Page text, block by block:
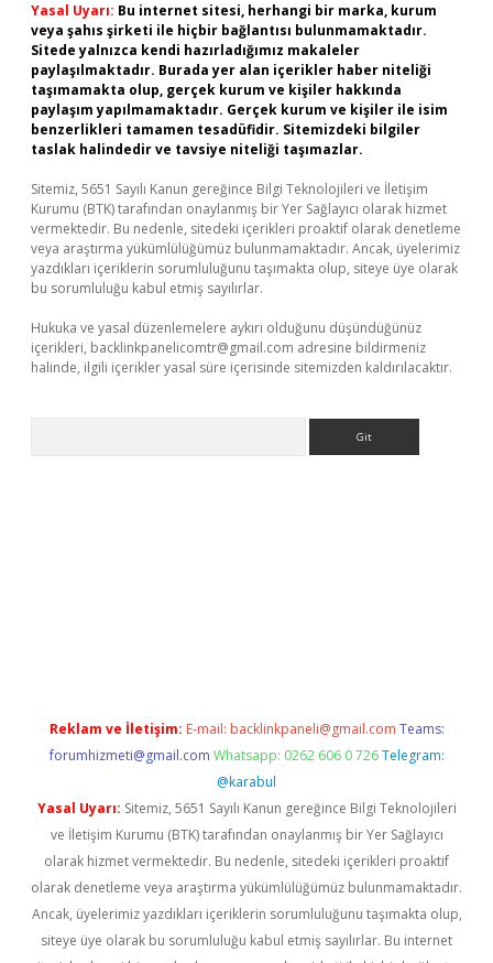
Yasal Uyarı: Bu internet sitesi, herhangi bir marka, kurum
veya şahıs şirketi ile hiçbir bağlantısı bulunmamaktadır.
Sitede yalnızca kendi hazırladığımız makaleler
paylaşılmaktadır. Burada yer alan içerikler haber niteliği
taşımamakta olup, gerçek kurum ve kişiler hakkında
paylaşım yapılmamaktadır. Gerçek kurum ve kişiler ile isim
benzerlikleri tamamen tesadüfidir. Sitemizdeki bilgiler
taslak halindedir ve tavsiye niteliği taşımazlar.
Sitemiz, 5651 Sayılı Kanun gereğince Bilgi Teknolojileri ve İletişim
Kurumu (BTK) tarafından onaylanmış bir Yer Sağlayıcı olarak hizmet
vermektedir. Bu nedenle, sitedeki içerikleri proaktif olarak denetleme
veya araştırma yükümlülüğümüz bulunmamaktadır. Ancak, üyelerimiz
yazdıkları içeriklerin sorumluluğunu taşımakta olup, siteye üye olarak
bu sorumluluğu kabul etmiş sayılırlar.
Hukuka ve yasal düzenlemelere aykırı olduğunu düşündüğünüz
içerikleri, backlinkpanelicomtr@gmail.com adresine bildirmeniz
halinde, ilgili içerikler yasal süre içerisinde sitemizden kaldırılacaktır.
Reklam ve İletişim: E-mail: backlinkpaneli@gmail.com Teams:
forumhizmeti@gmail.com Whatsapp: 0262 606 0 726 Telegram:
@karabul
Yasal Uyarı: Sitemiz, 5651 Sayılı Kanun gereğince Bilgi Teknolojileri
ve İletişim Kurumu (BTK) tarafından onaylanmış bir Yer Sağlayıcı
olarak hizmet vermektedir. Bu nedenle, sitedeki içerikleri proaktif
olarak denetleme veya araştırma yükümlülüğümüz bulunmamaktadır.
Ancak, üyelerimiz yazdıkları içeriklerin sorumluluğunu taşımakta olup,
siteye üye olarak bu sorumluluğu kabul etmiş sayılırlar. Bu internet